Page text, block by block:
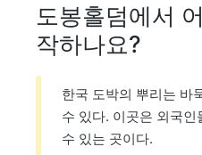
도봉홀덤에서
작하나요?
한국 도박의 뿌리는 바
수 있다. 이곳은 외국
수 있는 곳이다.